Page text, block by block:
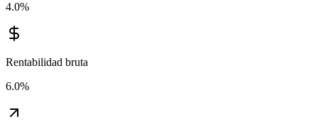
4.0%
Rentabilidad bruta
6.0%